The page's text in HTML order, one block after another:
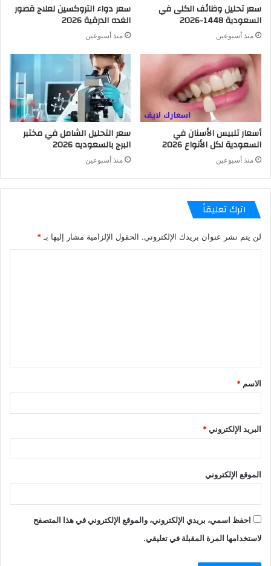
سعر تحليل وظائف الكلى في
السعودية 1448-2026
منذ أسبوعين
سعر دواء التروكسين لعلاج قصور
الغده الدرقية 2026
منذ أسبوعين
أسعار تلبيس الأسنان في
السعودية لكل الأنواع 2026
منذ أسبوعين
سعر التحليل الشامل في مختبر
البرج بالسعوديه 2026
منذ أسبوعين
اترك تعليقاً
لن يتم نشر عنوان بريدك الإلكتروني. الحقول الإلزامية مشار إليها بـ*
الاسم *
البريد الإلكتروني*
الموقع الإلكتروني
احفظ اسمي، بريدي الإلكتروني، والموقع الإلكتروني في هذا المتصفح
لاستخدامها المرة المقبلة في تعليقي.